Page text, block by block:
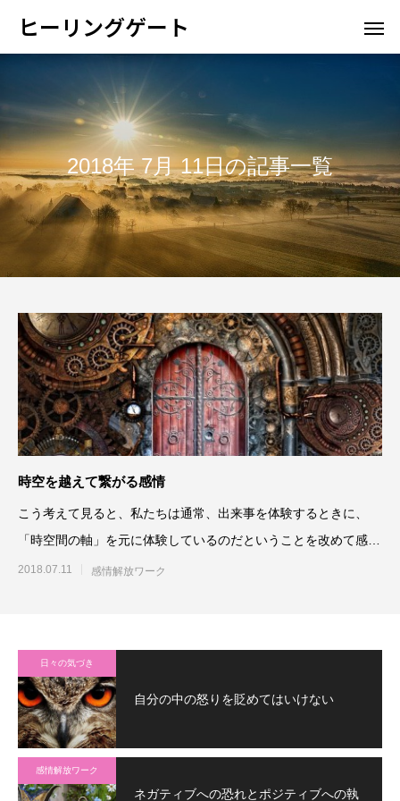
ヒーリングゲート
2018年 7月 11日の記事一覧
時空を越えて繋がる感情
こう考えて見ると、私たちは通常、出来事を体験するときに、
「時空間の軸」を元に体験しているのだということを改めて感じ
ますね。いつどこで、自分が
2018.07.11 感情解放ワーク
日々の気づき
自分の中の怒りを貶めてはいけない
感情解放ワーク
ネガティブへの恐れとポジティブへの執